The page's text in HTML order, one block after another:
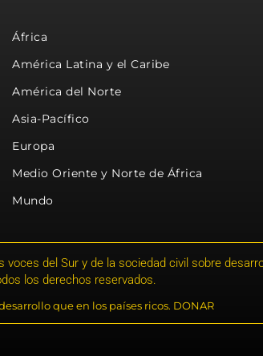
África
América Latina y el Caribe
América del Norte
Asia-Pacífico
Europa
Medio Oriente y Norte de África
Mundo
del Sur y de la sociedad civil sobre
los derechos reservados.
que en los países ricos. DONAR